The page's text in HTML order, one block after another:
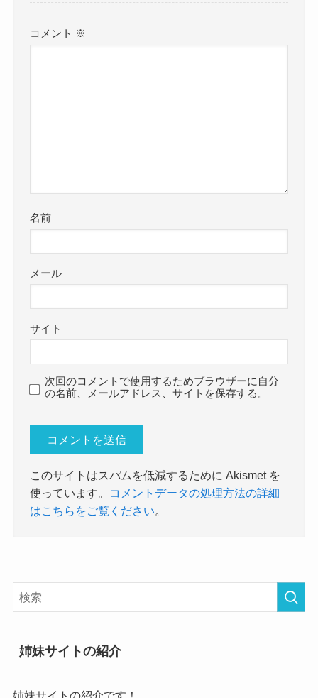
コメント ※
名前
メール
サイト
次回のコメントで使用するためブラウザーに自分
の名前、メールアドレス、サイトを保存する。
このサイトはスパムを低減するために Akismet を
使っています。
コメントデータの処理方法の詳細
はこちらをご覧ください
姉妹サイトの紹介
姉妹サイトの紹介です！